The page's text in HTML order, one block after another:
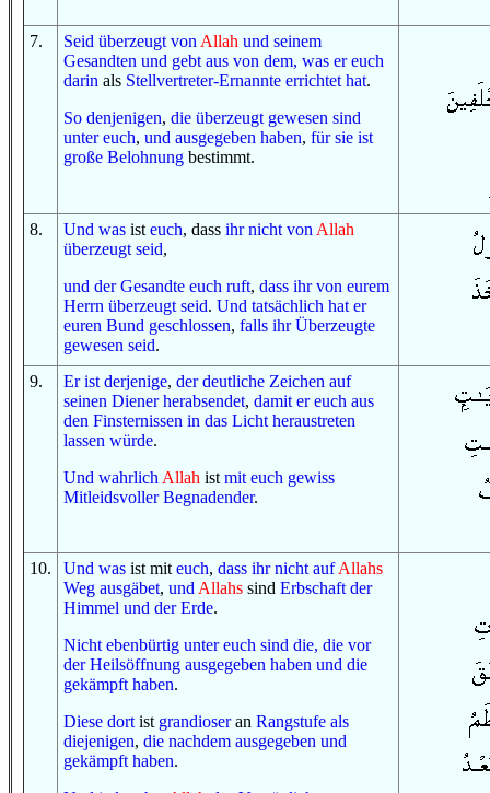
7. Seid überzeugt von Allah und seinem
Gesandten und gebt aus von dem, was er euch
darin als Stellvertreter-Ernannte errichtet hat.
So denjenigen, die überzeugt gewesen sind
unter euch, und ausgegeben haben, für sie ist
große Belohnung bestimmt.
8. Und was ist euch, dass ihr nicht von Allah
überzeugt seid,
und der Gesandte euch ruft, dass ihr von eurem
Herrn überzeugt seid. Und tatsächlich hat er
euren Bund geschlossen, falls ihr Überzeugte
gewesen seid.
9. Er ist derjenige, der deutliche Zeichen auf
seinen Dienerherabsendet, damit er euch aus
den Finsternissen in das Licht heraustreten
lassen würde.
Und wahrlich Allah ist mit euch gewiss
Mitleidsvoller Begnadender.
10. Und was ist mit euch, dass ihrnicht auf Allahs
Weg ausgäbet, und Allahs sind Erbschaft der
Himmel und der Erde.
Nicht ebenbürtig unter euch sind die, die vor
der Heilsöffnung ausgegeben haben und die
gekämpft haben.
Diese dort ist grandioseran Rangstufe als
diejenigen, die nachdem ausgegeben und
gekämpft haben.